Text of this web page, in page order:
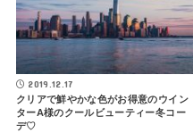
2019.12.17
クリアで鮮やかな色がお得意のウイン
ターA様のクールビューティー冬コー
デ♡